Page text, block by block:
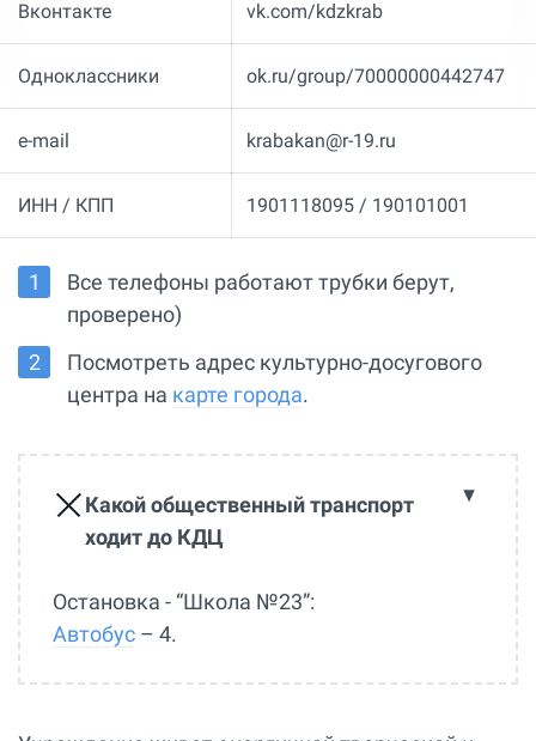
Вконтакте vk.com/kdzkrab
Одноклассники ok.ru/group/70000000442747
e-mail krabakan@r-19.ru
ИНН / КПП 1901118095 / 190101001
Все телефоны работают трубки берут,
проверено)
Посмотреть адрес культурно-досугового
центра на карте города.
Какой общественный транспорт
ходит до КДЦ
Остановка - “Школа №23”:
Автобус – 4.